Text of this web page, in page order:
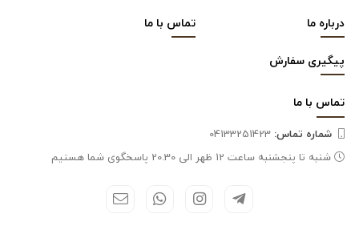
درباره ما
تماس با ما
پیگیری سفارش
تماس با ما
شماره تماس‌:
شنبه تا پنجشنبه ساعت 12 ظهر الی 20.30 پاسخگوی شما هستیم